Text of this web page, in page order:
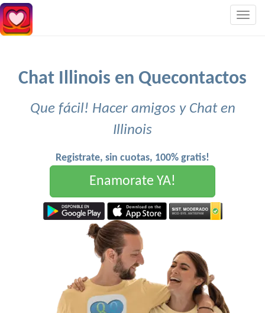
Chat Illinois en Quecontactos
Que fácil! Hacer amigos y Chat en
Illinois
Registrate, sin cuotas, 100% gratis!
Enamorate YA!